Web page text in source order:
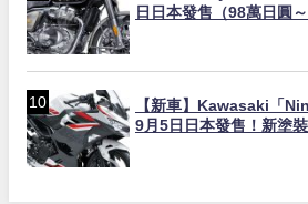
日日本發售（98萬日圓
【新車】Kawasaki「
9月5日日本發售！新塗